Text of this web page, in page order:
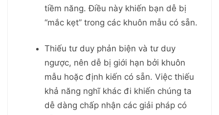
tiềm năng. Điều này khiến bạn dễ bị
“mắc kẹt” trong các khuôn mẫu có sẵn.
Thiếu tư duy phản biện và tư duy
ngược, nên dễ bị giới hạn bởi khuôn
mẫu hoặc định kiến có sẵn. Việc thiếu
khả năng nghĩ khác đi khiến chúng ta
dễ dàng chấp nhận các giải pháp có